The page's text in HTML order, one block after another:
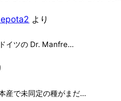
より
イツの Dr. Manfre…
産で未同定の種がまだ…